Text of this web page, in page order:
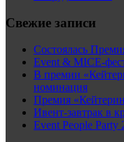
Свежие записи
Состоялась
Event & MICE-
В премии
номинация
Премия
Ивент-завтрак в
Event People Party